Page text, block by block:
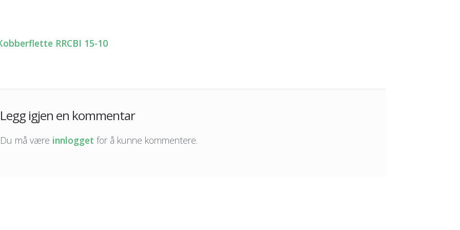
RRCBI 15-10
Legg igjen en kommentar
Du må være innlogget for å kunne kommentere.